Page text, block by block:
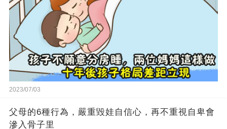
2023/07/03
父母的6種行為，嚴重毀娃自信心，再不重視自卑會
滲入骨子里